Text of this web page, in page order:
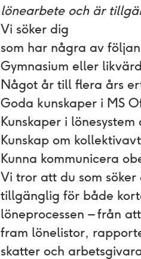
lönearbete och är
Vi söker dig
som har några av
Gymnasium eller
Något år till flera års
Goda kunskaper i MS
Kunskaper i lönesystem
Kunskap om
Kunna kommunicera
Vi tror att du som
tillgänglig för både
löneprocessen – från
fram lönelistor,
skatter och